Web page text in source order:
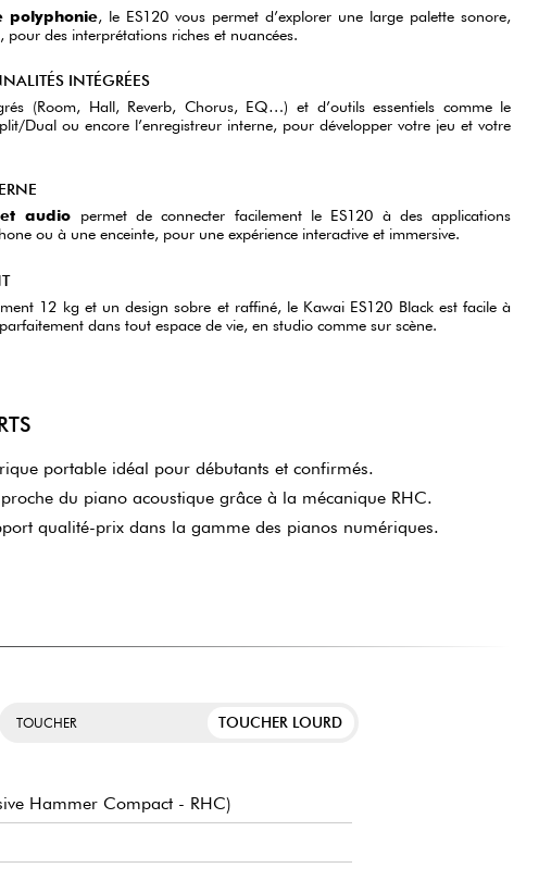
polyphonie, le ES120 vous permet d’explorer une large palette sonore,
pour des interprétations riches et nuancées.
INTÉGRÉES
(Room, Hall, Reverb, Chorus, EQ…) et d’outils essentiels comme le
Dual ou encore l’enregistreur interne, pour développer votre jeu et votre
audio permet de connecter facilement le ES120 à des applications
ou à une enceinte, pour une expérience interactive et immersive.
12 kg et un design sobre et raffiné, le Kawai ES120 Black est facile à
dans tout espace de vie, en studio comme sur scène.
portable idéal pour débutants et confirmés.
du piano acoustique grâce à la mécanique RHC.
qualité-prix dans la gamme des pianos numériques.
TOUCHER TOUCHER LOURD
Hammer Compact - RHC)